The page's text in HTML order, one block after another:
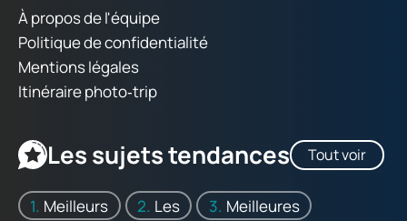
À propos de l'équipe
Politique de confidentialité
Mentions légales
Itinéraire photo‑trip
Les sujets tendances Tout voir
Meilleurs Les Meilleures